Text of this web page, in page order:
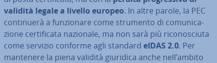
validità legale a livello europeo. In altre parole, la PEC
con­ti­nue­rà a fun­zio­na­re come strumento di co­mu­ni­ca­
zio­ne cer­ti­fi­ca­ta nazionale, ma non sarà più ri­co­no­sciu­ta
come servizio conforme agli standard eIDAS 2.0. Per
mantenere la piena validità giuridica anche nell’ambito